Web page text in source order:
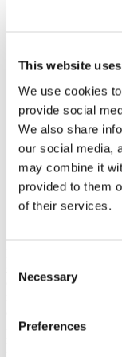
This website
We use cookies
provide social
We also share
our social media,
may combine it
provided to them
of their services.
Selection
Necessary
Preferences
Дублин
фев2027
мая2027